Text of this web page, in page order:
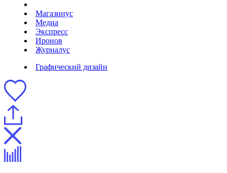
Магазинус
Медиа
Экспресс
Иронов
Журналус
Графический дизайн